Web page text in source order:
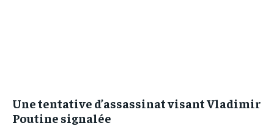
Une tentative d’assassinat visant Vladimir
Poutine signalée